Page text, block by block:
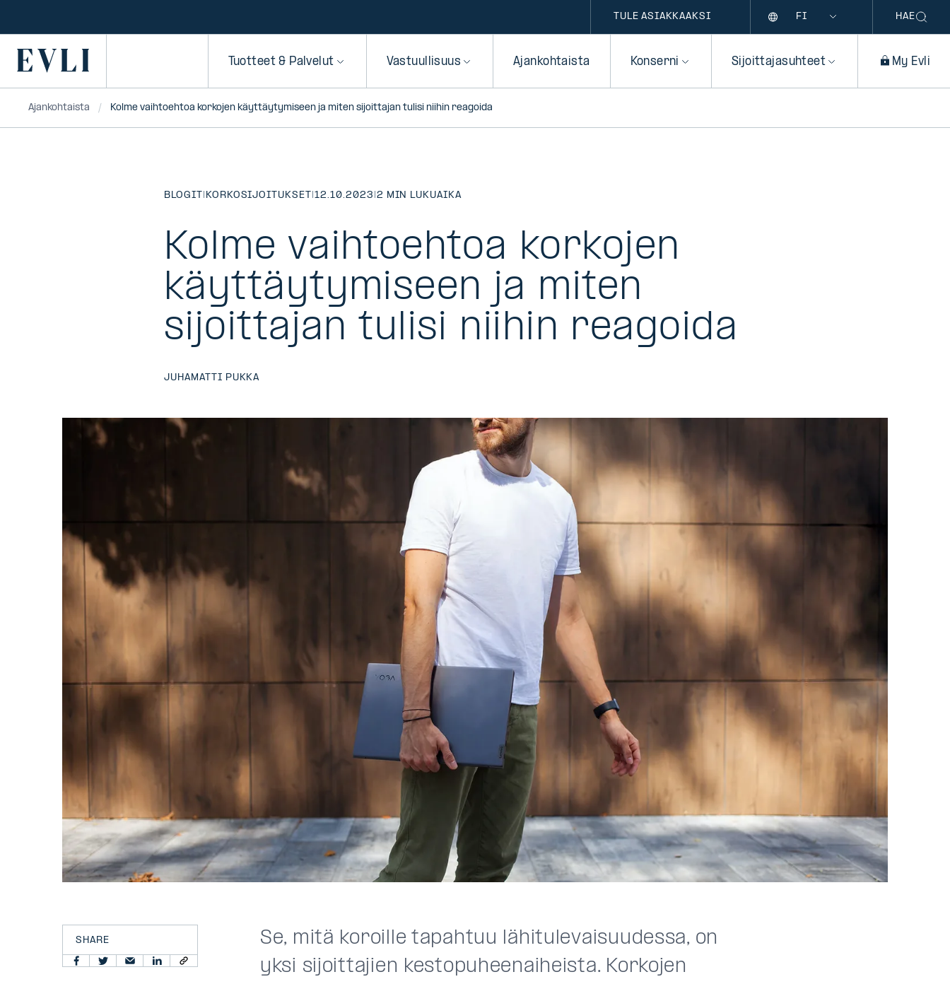
TULE ASIAKKAAKSI HAE
Primary Tuotteet & Palvelut Vastuullisuus Ajankohtaista Konserni Sijoittajasuhteet My Evli
Ajankohtaista Kolme vaihtoehtoa korkojen käyttäytymiseen ja miten sijoittajan tulisi niihin reagoida
BLOGIT | KORKOSIJOITUKSET |12.10.2023 |2 MIN LUKUAIKA
Kolme vaihtoehtoa korkojen
käyttäytymiseen ja miten
sijoittajan tulisi niihin reagoida
JUHAMATTI PUKKA
SHARE
Se, mitä koroille tapahtuu lähitulevaisuudessa, on
yksi sijoittajien kestopuheenaiheista. Korkojen